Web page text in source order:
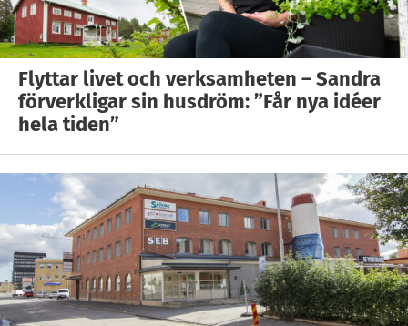
Flyttar livet och verksamheten – Sandra
förverkligar sin husdröm: ”Får nya idéer
hela tiden”